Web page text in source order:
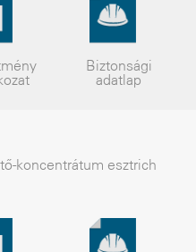
Biztonsági
adatlap
koncentrátum esztrich